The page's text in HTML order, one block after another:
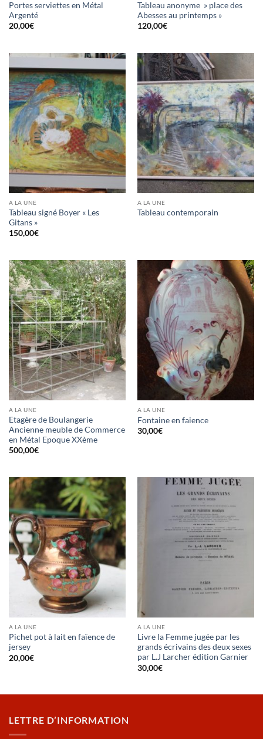
Portes serviettes en Métal
Argenté
20,00€
Tableau anonyme » place des
Abesses au printemps »
120,00€
A LA UNE
Tableau signé Boyer « Les
Gitans »
150,00€
A LA UNE
Tableau contemporain
A LA UNE
Etagère de Boulangerie
Ancienne meuble de Commerce
en Métal Epoque XXème
500,00€
A LA UNE
Fontaine en faience
30,00€
A LA UNE
Pichet pot à lait en faïence de
jersey
20,00€
A LA UNE
Livre la Femme jugée par les
grands écrivains des deux sexes
par L.J Larcher édition Garnier
30,00€
LETTRE D’INFORMATION